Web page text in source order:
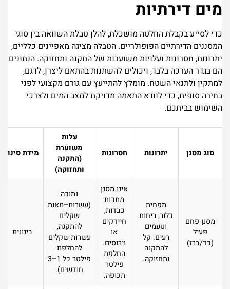
מים דירתיות
כדי לסייע בקבלת החלטה מושכלת, להלן טבלת השוואה בין סוגי
המסננים הדירתיים הפופולריים. הטבלה מציגה מאפיינים כלליים,
יתרונות, חסרונות ועלויות משוערות של התקנה ותחזוקה. הנתונים
הם בגדר הערכה בלבד, ויכולים להשתנות בהתאם ליצרן, לדגם,
למתקין ולתנאי השטח. מומלץ להתייעץ עם גורם מקצועי לפני
בחירה סופית, כדי לוודא התאמה מדויקת למצב המים ולצרכי
השימוש בביתכם.
סוג מסנן יתרונות חסרונות
עלות
משוערת
(התקנה
ותחזוקה)
מידת סינון
מסנן פחם
פעיל
(כד/ברז)
מפחית
כלור, ריחות
וטעמים
רעים. קל
להתקנה
ותחזוקה.
אינו מסנן
מתכות
כבדות,
חיידקים
או
וירוסים.
החלפת
פילטר
תכופה.
נמוכה
(עשרות–מאות
שקלים
להתקנה,
עשרות שקלים
להחלפת
פילטר כל 1–3
חודשים).
בינונית